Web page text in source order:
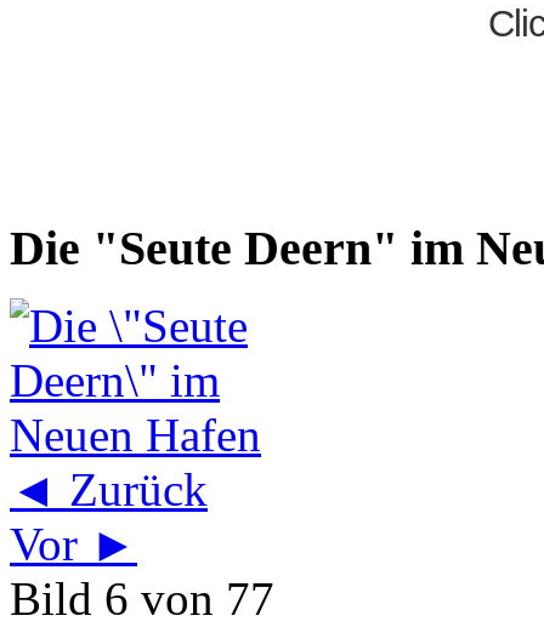
Die "Seute Deern" im
◄ Zurück
Vor ►
Bild 6 von 77